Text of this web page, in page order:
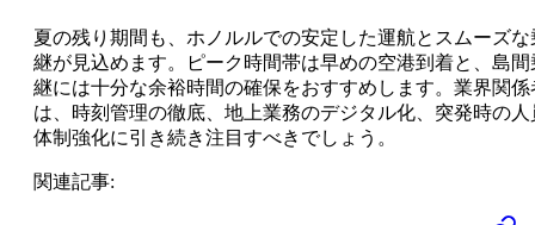
夏の残り期間も、ホノルルでの安定した運航とスムーズな
継が見込めます。ピーク時間帯は早めの空港到着と、島間
継には十分な余裕時間の確保をおすすめします。業界関係
は、時刻管理の徹底、地上業務のデジタル化、突発時の人
体制強化に引き続き注目すべきでしょう。
関連記事: